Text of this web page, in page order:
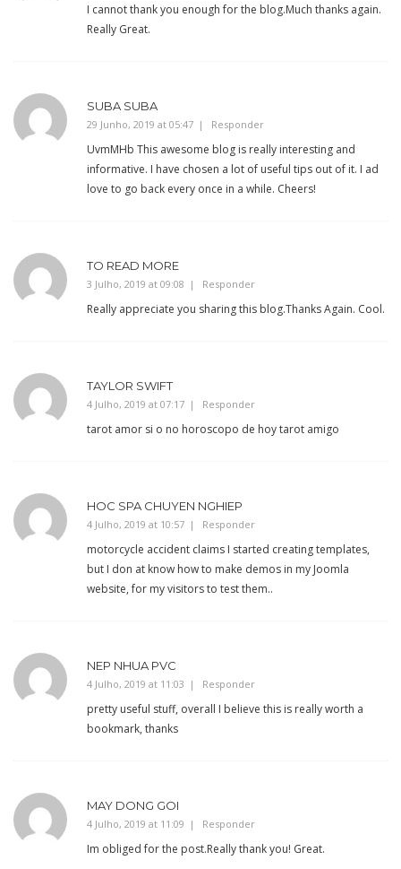
I cannot thank you enough for the blog.Much thanks again.
Really Great.
SUBA SUBA
29 Junho, 2019 at 05:47 Responder
UvmMHb This awesome blog is really interesting and
informative. I have chosen a lot of useful tips out of it. I ad
love to go back every once in a while. Cheers!
TO READ MORE
3 Julho, 2019 at 09:08 Responder
Really appreciate you sharing this blog.Thanks Again. Cool.
TAYLOR SWIFT
4 Julho, 2019 at 07:17 Responder
tarot amor si o no horoscopo de hoy tarot amigo
HOC SPA CHUYEN NGHIEP
4 Julho, 2019 at 10:57 Responder
motorcycle accident claims I started creating templates,
but I don at know how to make demos in my Joomla
website, for my visitors to test them..
NEP NHUA PVC
4 Julho, 2019 at 11:03 Responder
pretty useful stuff, overall I believe this is really worth a
bookmark, thanks
MAY DONG GOI
4 Julho, 2019 at 11:09 Responder
Im obliged for the post.Really thank you! Great.